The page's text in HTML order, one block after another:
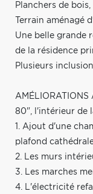
Planchers de bois,
Terrain aménagé
Une belle grande
de la résidence
Plusieurs
AMÉLIORATIONS
80", l'intérieur de
1. Ajout d'une
plafond
2. Les murs
3. Les marches
4. L'électricité